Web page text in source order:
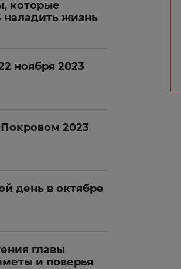
которые
наладить жизнь
ноября 2023
2023
день в октябре
главы
и поверья